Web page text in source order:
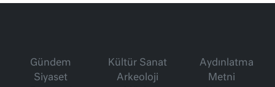
Gündem
Siyaset
Kültür Sanat
Arkeoloji
Aydınlatma
Metni